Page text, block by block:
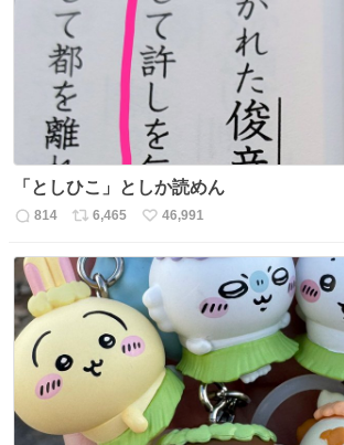
ト
数
数
「としひこ」としか読めん
返
数
814
リ
ス
ト
数
6,465
い
ね
数
46,991